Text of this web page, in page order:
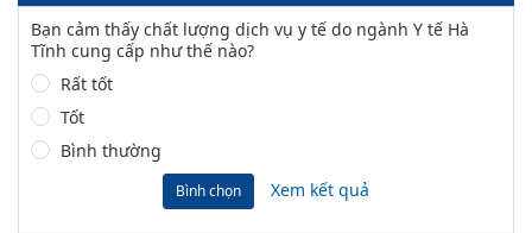
Bạn cảm thấy chất lượng dịch vụ y tế do ngành Y tế Hà
Tĩnh cung cấp như thế nào?
Rất tốt
Tốt
Bình thường
Bình chọn Xem kết quả